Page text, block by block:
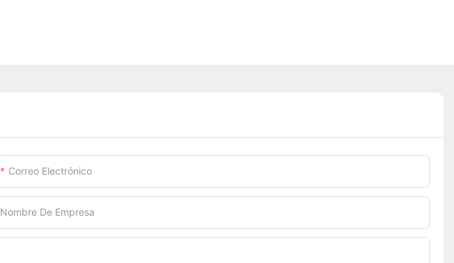
Correo Electrónico
Nombre De Empresa